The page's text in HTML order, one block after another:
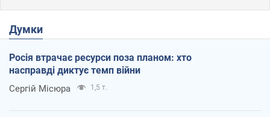
Думки
Росія втрачає ресурси поза планом: хто
насправді диктує темп війни
Сергій Місюра 1,5 т.